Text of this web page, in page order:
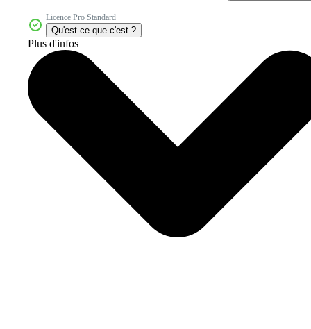
Licence Pro Standard
Qu'est-ce que c'est ?
Plus d'infos